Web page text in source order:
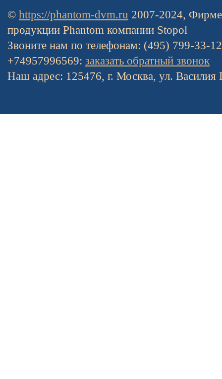
© https://phantom-dvm.ru 2007-2024,
продукции Phantom компании Stopol
Звоните нам по телефонам: (495) 799-33-
+74957996569: заказать обратный звонок
Наш адрес: 125476, г. Москва, ул. Василия